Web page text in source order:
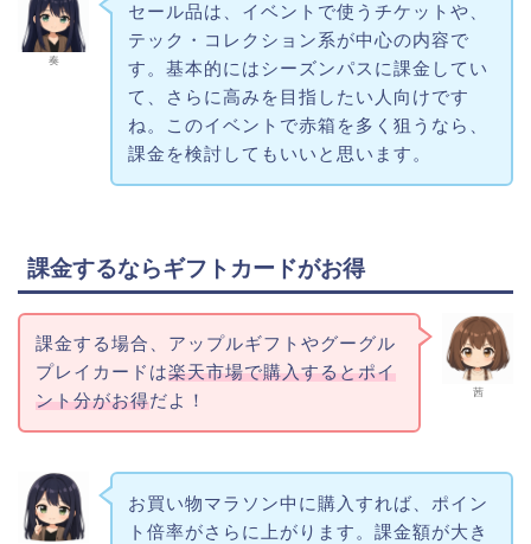
奏
セール品は、イベントで使うチケットや、
テック・コレクション系が中心の内容で
す。基本的にはシーズンパスに課金してい
て、さらに高みを目指したい人向けです
ね。このイベントで赤箱を多く狙うなら、
課金を検討してもいいと思います。
課金するならギフトカードがお得
茜
課金する場合、アップルギフトやグーグル
プレイカードは楽天市場で購入するとポイ
ント分がお得だよ！
お買い物マラソン中に購入すれば、ポイン
ト倍率がさらに上がります。課金額が大き